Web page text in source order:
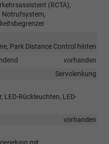
(RCTA),
Notrufsystem,
Park Distance Control hinten
vorhanden
Servolenkung
LED-Rückleuchten, LED-
vorhanden
mit